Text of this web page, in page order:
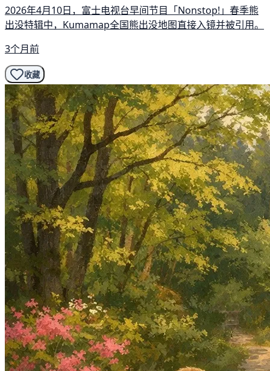
2026年4月10日，富士电视台早间节目「Nonstop!」春季熊
出没特辑中，Kumamap全国熊出没地图直接入镜并被引用。
3个月前
收藏